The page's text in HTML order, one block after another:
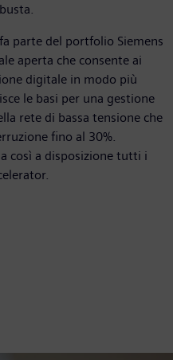
parte del portfolio Siemens
aperta che consente ai
digitale in modo più
le basi per una gestione
rete di bassa tensione che
fino al 30%.
così a disposizione tutti i